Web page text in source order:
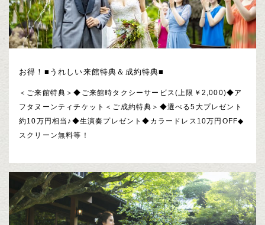
お得！■うれしい来館特典＆成約特典■
＜ご来館特典＞◆ご来館時タクシーサービス(上限￥2,000)◆ア
フタヌーンティチケット＜ご成約特典＞◆選べる5大プレゼント
約10万円相当♪◆生演奏プレゼント◆カラードレス10万円OFF◆
スクリーン無料等！